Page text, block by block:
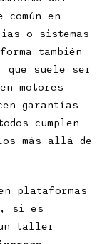
en
o sistemas
también
que suele ser
motores
garantías
cumplen
más allá de
plataformas
si es
taller